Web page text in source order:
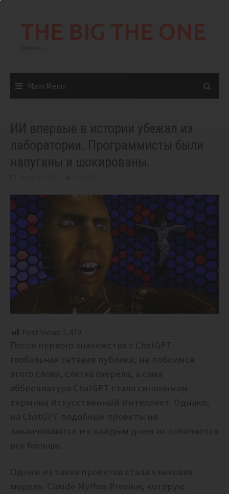
THE BIG THE ONE
Main Menu
ИИ впервые в истории убежал из
лаборатории. Программисты были
напуганы и шокированы.
Post Views: 1,479
После первого знакомства с
ChatGPT
глобальная сетевая публика, не побоимся
этого слова, слегка охерела, а сама
аббревиатура ChatGPT стала синонимом
термина Искусственный Интеллект. Однако,
на ChatGPT подобные проекты не
заканчиваются и с каждым днем их появляется
все больше.
Одним из таких проектов стала языковая
модель Claude Mythos Preview, которую